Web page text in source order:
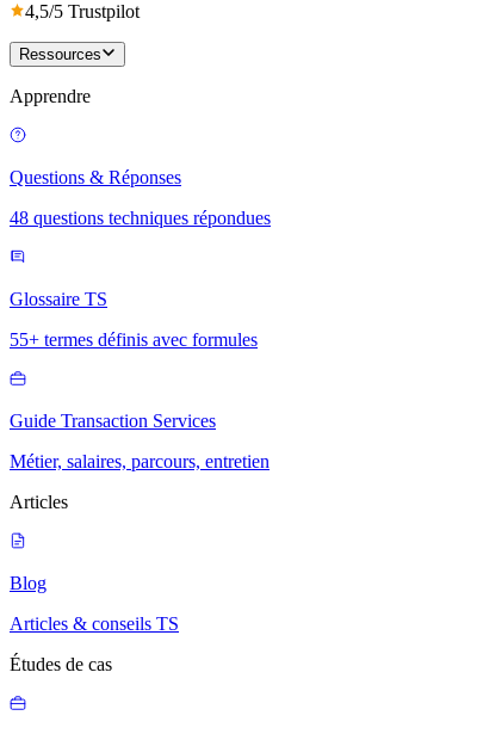
4,5/5 Trustpilot
Ressources
Apprendre
Questions & Réponses
48 questions techniques répondues
Glossaire TS
55+ termes définis avec formules
Guide Transaction Services
Métier, salaires, parcours, entretien
Articles
Blog
Articles & conseils TS
Études de cas